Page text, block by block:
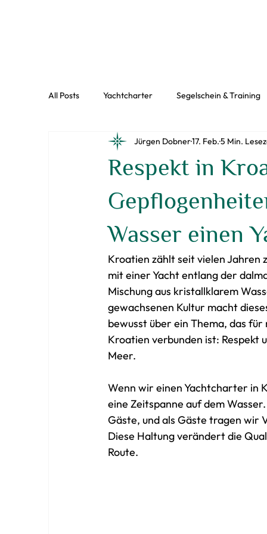
All Posts Yachtcharter Segelschein & Training
Respekt in
Wasser einen
Jürgen Dobner17. Feb.5 Min.
Kroatien zählt seit vielen Jahren
mit einer Yacht entlang der
Mischung aus kristallklarem
gewachsenen Kultur macht
bewusst über ein Thema, das
Kroatien verbunden ist: Respekt
Meer.
Wenn wir einen Yachtcharter in
eine Zeitspanne auf dem
Gäste, und als Gäste tragen wir
Diese Haltung verändert die
Route.